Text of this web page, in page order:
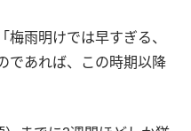
梅雨明けでは早すぎる、
であれば、この時期以降